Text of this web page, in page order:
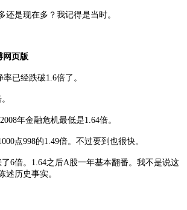
还是现在多？我记得是当时。
网页版
已经跌破1.6倍了。
年金融危机最低是1.64倍。
点998的1.49倍。不过要到也很快。
6倍。1.64之后A股一年基本翻番。我不是说这
述历史事实。